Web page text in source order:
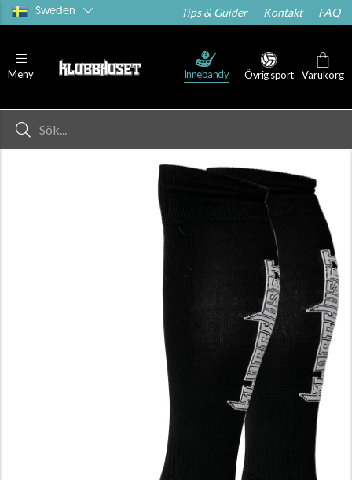
Sweden Tips & Guider Kontakt FAQ
Meny Innebandy Övrig sport Varukorg